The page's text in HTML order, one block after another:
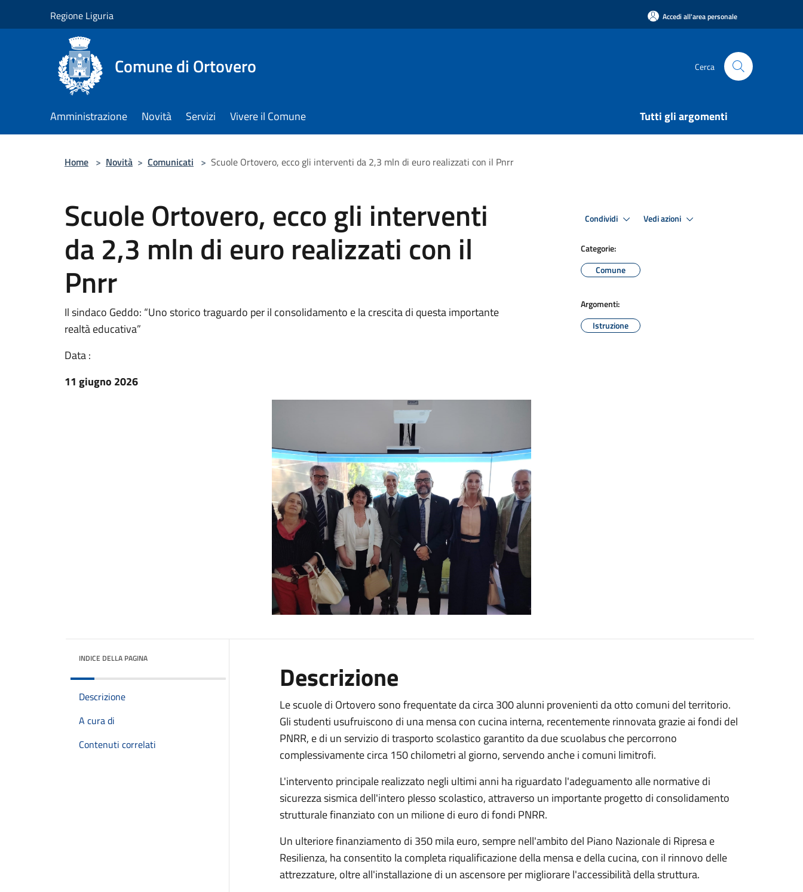
Regione Liguria Accedi all'area personale
Comune di Ortovero Cerca
Amministrazione Novità Servizi Vivere il Comune Tutti gli argomenti
Home > Novità > Comunicati > Scuole Ortovero, ecco gli interventi da 2,3 mln di euro realizzati con il Pnrr
Scuole Ortovero, ecco gli interventi
da 2,3 mln di euro realizzati con il
Pnrr
Il sindaco Geddo: “Uno storico traguardo per il consolidamento e la crescita di questa importante
realtà educativa”
Data :
11 giugno 2026
Condividi Vedi azioni
Categorie:
Comune
Argomenti:
Istruzione
INDICE DELLA PAGINA
Descrizione
A cura di
Contenuti correlati
Descrizione
Le scuole di Ortovero sono frequentate da circa 300 alunni provenienti da otto comuni del territorio.
Gli studenti usufruiscono di una mensa con cucina interna, recentemente rinnovata grazie ai fondi del
PNRR, e di un servizio di trasporto scolastico garantito da due scuolabus che percorrono
complessivamente circa 150 chilometri al giorno, servendo anche i comuni limitrofi.
L'intervento principale realizzato negli ultimi anni ha riguardato l'adeguamento alle normative di
sicurezza sismica dell'intero plesso scolastico, attraverso un importante progetto di consolidamento
strutturale finanziato con un milione di euro di fondi PNRR.
Un ulteriore finanziamento di 350 mila euro, sempre nell'ambito del Piano Nazionale di Ripresa e
Resilienza, ha consentito la completa riqualificazione della mensa e della cucina, con il rinnovo delle
attrezzature, oltre all'installazione di un ascensore per migliorare l'accessibilità della struttura.